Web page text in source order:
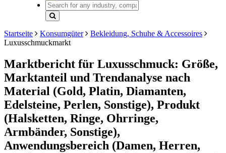
Startseite Konsumgüter
Bekleidung, Schuhe & Accessoires
Luxusschmuckmarkt
Marktbericht für Luxusschmuck: Größe,
Marktanteil und Trendanalyse nach
Material (Gold, Platin, Diamanten,
Edelsteine, Perlen, Sonstige), Produkt
(Halsketten, Ringe, Ohrringe,
Armbänder, Sonstige),
Anwendungsbereich (Damen, Herren,